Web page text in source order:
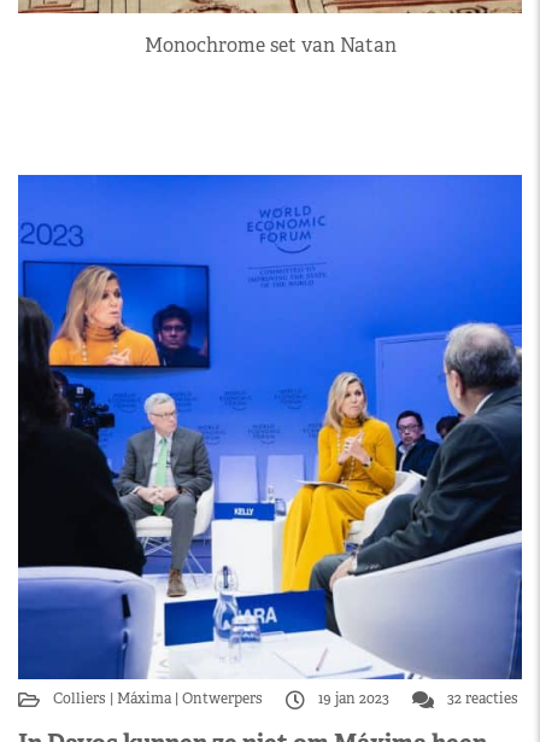
Monochrome set van Natan
Colliers Máxima Ontwerpers 19 jan 2023 32 reacties